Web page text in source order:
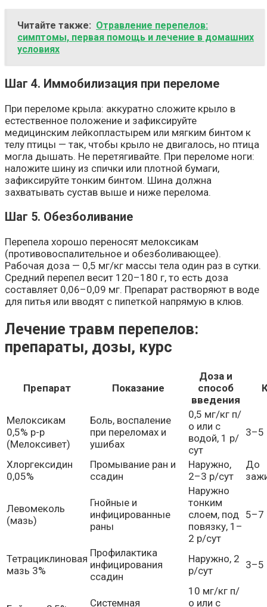
Читайте также: Отравление перепелов:
симптомы, первая помощь и лечение в домашних
условиях
Шаг 4. Иммобилизация при переломе
При переломе крыла: аккуратно сложите крыло в
естественное положение и зафиксируйте
медицинским лейкопластырем или мягким бинтом к
телу птицы — так, чтобы крыло не двигалось, но птица
могла дышать. Не перетягивайте. При переломе ноги:
наложите шину из спички или плотной бумаги,
зафиксируйте тонким бинтом. Шина должна
захватывать сустав выше и ниже перелома.
Шаг 5. Обезболивание
Перепела хорошо переносят мелоксикам
(противовоспалительное и обезболивающее).
Рабочая доза — 0,5 мг/кг массы тела один раз в сутки.
Средний перепел весит 120–180 г, то есть доза
составляет 0,06–0,09 мг. Препарат растворяют в воде
для питья или вводят с пипеткой напрямую в клюв.
Лечение травм перепелов:
препараты, дозы, курс
Препарат Показание
Доза и
способ
введения
Мелоксикам
0,5% р-р
(Мелоксивет)
Боль, воспаление
при переломах и
ушибах
0,5 мг/кг п/
о или с
водой, 1 р/
сут
3–5
Хлоргексидин
0,05%
Промывание ран и
ссадин
Наружно,
2–3 р/сут
До
Левомеколь
(мазь)
Гнойные и
инфицированные
раны
Наружно
тонким
слоем, под
повязку, 1–
2 р/сут
5–7
Тетрациклиновая
мазь 3%
Профилактика
инфицирования
ссадин
Наружно, 2
р/сут
3–5
Системная
10 мг/кг п/
о или с